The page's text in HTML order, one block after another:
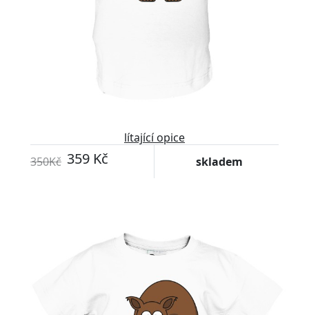
lítající opice
350Kč 359 Kč skladem